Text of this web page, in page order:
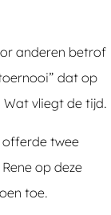
anderen betrof
dat op
vliegt de tijd.
offerde twee
op deze
toe.